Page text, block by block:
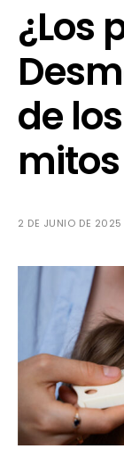
¿Los
de
mitos
2 DE JUNIO DE 2025